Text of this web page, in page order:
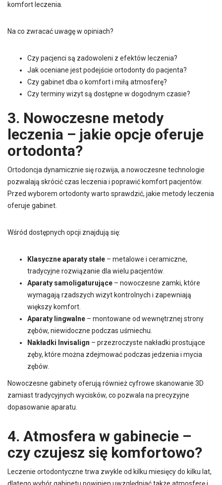
komfort leczenia.
Na co zwracać uwagę w opiniach?
Czy pacjenci są zadowoleni z efektów leczenia?
Jak oceniane jest podejście ortodonty do pacjenta?
Czy gabinet dba o komfort i miłą atmosferę?
Czy terminy wizyt są dostępne w dogodnym czasie?
3. Nowoczesne metody
leczenia – jakie opcje oferuje
ortodonta?
Ortodoncja dynamicznie się rozwija, a nowoczesne technologie
pozwalają skrócić czas leczenia i poprawić komfort pacjentów.
Przed wyborem ortodonty warto sprawdzić, jakie metody leczenia
oferuje gabinet.
Wśród dostępnych opcji znajdują się:
Klasyczne aparaty stałe – metalowe i ceramiczne,
tradycyjne rozwiązanie dla wielu pacjentów.
Aparaty samoligaturujące – nowoczesne zamki, które
wymagają rzadszych wizyt kontrolnych i zapewniają
większy komfort.
Aparaty lingwalne – montowane od wewnętrznej strony
zębów, niewidoczne podczas uśmiechu.
Nakładki Invisalign – przezroczyste nakładki prostujące
zęby, które można zdejmować podczas jedzenia i mycia
zębów.
Nowoczesne gabinety oferują również cyfrowe skanowanie 3D
zamiast tradycyjnych wycisków, co pozwala na precyzyjne
dopasowanie aparatu.
4. Atmosfera w gabinecie –
czy czujesz się komfortowo?
Leczenie ortodontyczne trwa zwykle od kilku miesięcy do kilku lat,